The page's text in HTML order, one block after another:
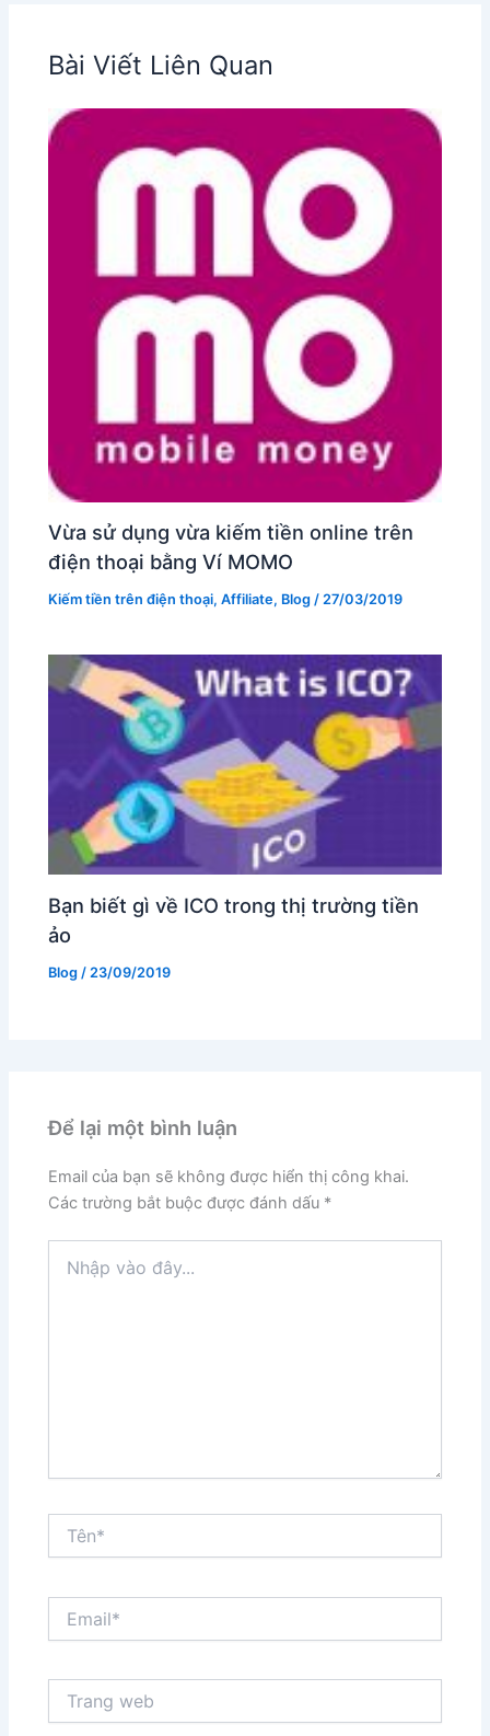
Bài Viết Liên Quan
Vừa sử dụng vừa kiếm tiền online trên
điện thoại bằng Ví MOMO
Kiếm tiền trên điện thoại,Affiliate, Blog /27/03/2019
Bạn biết gì về ICO trong thị trường tiền
ảo
Blog / 23/09/2019
Để lại một bình luận
Email của bạn sẽ không được hiển thị công khai.
Các trường bắt buộc được đánh dấu *
vào
web